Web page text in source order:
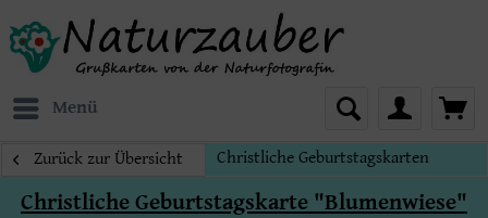
Menü
Zurück zur Übersicht Christliche Geburtstagskarten
Christliche Geburtstagskarte "Blumenwiese"